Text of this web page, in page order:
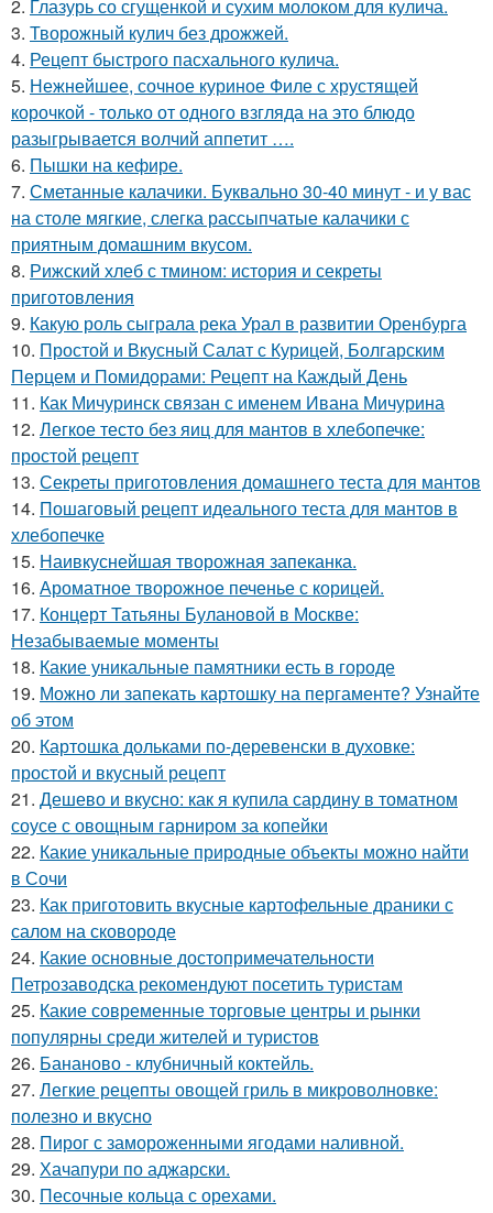
2. Глазурь со сгущенкой и сухим молоком для кулича.
3. Творожный кулич без дрожжей.
4. Рецепт быстрого пасхального кулича.
5. Нежнейшее, сочное куриное Филе с хрустящей
корочкой - только от одного взгляда на это блюдо
разыгрывается волчий аппетит ….
6. Пышки на кефире.
7. Сметанные калачики. Буквально 30-40 минут - и у вас
на столе мягкие, слегка рассыпчатые калачики с
приятным домашним вкусом.
8. Рижский хлеб с тмином: история и секреты
приготовления
9. Какую роль сыграла река Урал в развитии Оренбурга
10. Простой и Вкусный Салат с Курицей, Болгарским
Перцем и Помидорами: Рецепт на Каждый День
11. Как Мичуринск связан с именем Ивана Мичурина
12. Легкое тесто без яиц для мантов в хлебопечке:
простой рецепт
13. Секреты приготовления домашнего теста для мантов
14. Пошаговый рецепт идеального теста для мантов в
хлебопечке
15. Наивкуснейшая творожная запеканка.
16. Ароматное творожное печенье с корицей.
17. Концерт Татьяны Булановой в Москве:
Незабываемые моменты
18. Какие уникальные памятники есть в городе
19. Можно ли запекать картошку на пергаменте? Узнайте
об этом
20. Картошка дольками по-деревенски в духовке:
простой и вкусный рецепт
21. Дешево и вкусно: как я купила сардину в томатном
соусе с овощным гарниром за копейки
22. Какие уникальные природные объекты можно найти
в Сочи
23. Как приготовить вкусные картофельные драники с
салом на сковороде
24. Какие основные достопримечательности
Петрозаводска рекомендуют посетить туристам
25. Какие современные торговые центры и рынки
популярны среди жителей и туристов
26. Бананово - клубничный коктейль.
27. Легкие рецепты овощей гриль в микроволновке:
полезно и вкусно
28. Пирог с замороженными ягодами наливной.
29. Хачапури по аджарски.
30. Песочные кольца с орехами.